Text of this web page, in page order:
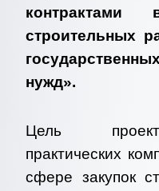
строительных
нужд».
Цель
практических
сфере закупок